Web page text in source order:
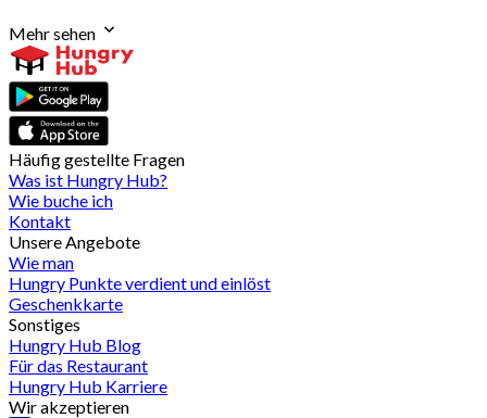
Mehr sehen
Häufig gestellte Fragen
Was ist Hungry Hub?
Wie buche ich
Kontakt
Unsere Angebote
Wie man
Hungry Punkte verdient und einlöst
Geschenkkarte
Sonstiges
Hungry Hub Blog
Für das Restaurant
Hungry Hub Karriere
Wir akzeptieren